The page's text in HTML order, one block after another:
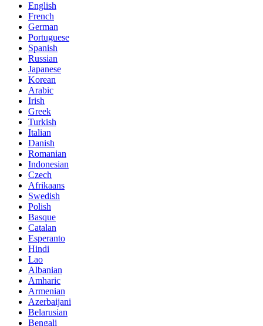
English
French
German
Portuguese
Spanish
Russian
Japanese
Korean
Arabic
Irish
Greek
Turkish
Italian
Danish
Romanian
Indonesian
Czech
Afrikaans
Swedish
Polish
Basque
Catalan
Esperanto
Hindi
Lao
Albanian
Amharic
Armenian
Azerbaijani
Belarusian
Bengali